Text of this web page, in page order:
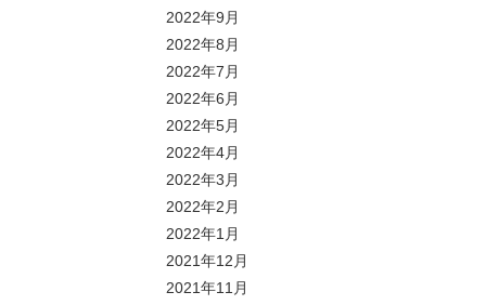
2022年9月
2022年8月
2022年7月
2022年6月
2022年5月
2022年4月
2022年3月
2022年2月
2022年1月
2021年12月
2021年11月